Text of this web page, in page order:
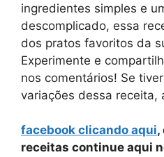
ingredientes simples e
descomplicado, essa
dos pratos favoritos da
Experimente e
nos comentários! Se
variações dessa receita,
facebook clicando aqui,
receitas continue aqui